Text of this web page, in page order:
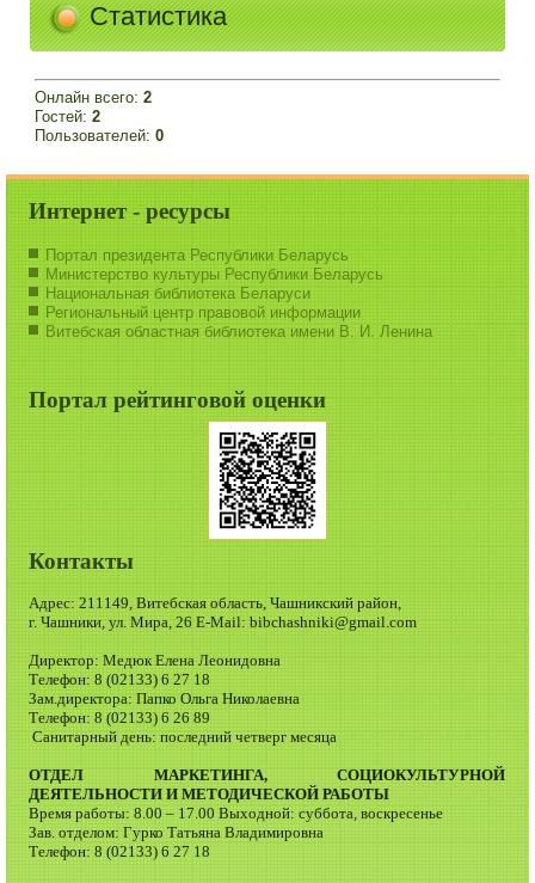
Статистика
Онлайн всего:2
Гостей:2
Пользователей:0
Интернет - ресурсы
Портал президента Республики Беларусь
Министерство культуры Республики Беларусь
Национальная библиотека Беларуси
Региональный центр правовой информации
Витебская областная библиотека имени В. И. Ленина
Портал рейтинговой оценки
Контакты
Адрес: 211149, Витебская область, Чашникский район,
г. Чашники, ул. Мира, 26 E-Mail: bibchashniki@gmail.com
Директор: Медюк Елена Леонидовна
Телефон: 8 (02133) 6 27 18
Зам.директора: Папко Ольга Николаевна
Телефон: 8 (02133) 6 26 89
Санитарный день: последний четверг месяца
ОТДЕЛ МАРКЕТИНГА, СОЦИОКУЛЬТУРНОЙ
ДЕЯТЕЛЬНОСТИ И МЕТОДИЧЕСКОЙ РАБОТЫ
Время работы: 8.00 – 17.00 Выходной: суббота, воскресенье
Зав. отделом: Гурко Татьяна Владимировна
Телефон: 8 (02133) 6 27 18